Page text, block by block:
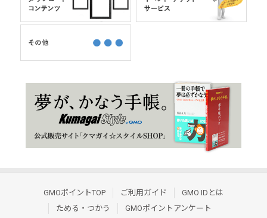
GMOポイントTOP ご利用ガイド
GMO IDとは
ためる・つかう
GMOポイントアンケート